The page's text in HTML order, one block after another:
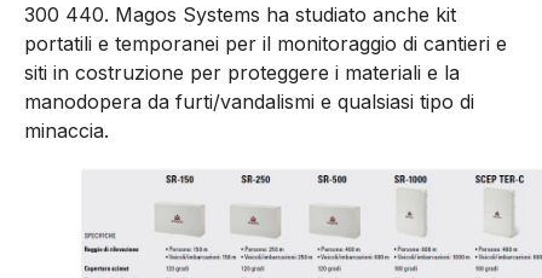
300 440. Magos Systems ha studiato anche kit
portatili e temporanei per il monitoraggio di cantieri e
siti in costruzione per proteggere i materiali e la
manodopera da furti/vandalismi e qualsiasi tipo di
minaccia.